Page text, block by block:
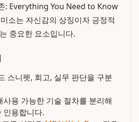
: Everything You Need to Know
소는 자신감의 상징이자 긍정적
중요한 요소입니다.
스니펫, 회고, 실무 판단을 구분
사용 가능한 기술 절차를 분리해
인용합니다.